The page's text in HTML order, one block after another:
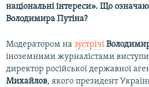
національні інтереси». Що
Володимира Путіна?
Модератором на зустрічі
іноземними журналістами
директор російської державної
Михайлов, якого президент